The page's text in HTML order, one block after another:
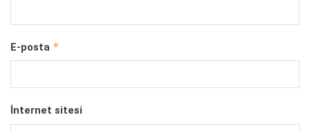
E-posta *
İnternet sitesi